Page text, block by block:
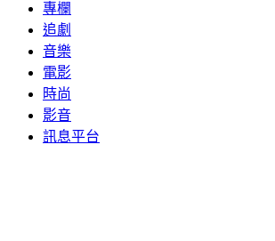
專欄
追劇
音樂
電影
時尚
影音
訊息平台